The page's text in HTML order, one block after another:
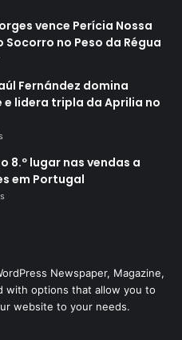
vence Perícia Nossa
Socorro no Peso da Régua
Fernández domina
e lidera tripla da Aprilia no
8.º lugar nas vendas a
em Portugal
Newspaper, Magazine,
with options that allow you to
website to your needs.